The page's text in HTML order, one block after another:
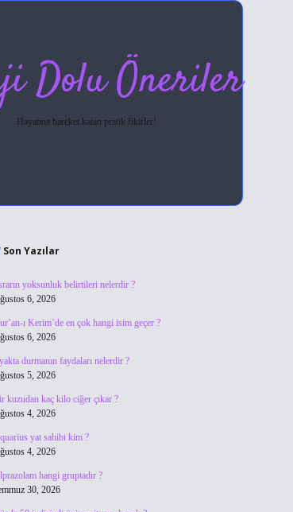
Dolu Öneriler
Hayatına hareket katan pratik fikirler!
Son Yazılar
yoksunluk belirtileri nelerdir ?
6, 2026
ı Kerim’de en çok hangi isim geçer ?
6, 2026
durmanın faydaları nelerdir ?
5, 2026
kuzudan kaç kilo ciğer çıkar ?
4, 2026
yat sahibi kim ?
4, 2026
hangi gruptadır ?
30, 2026